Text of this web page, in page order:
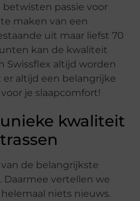
passie voor
maken van een
uit maar liefst 70
kan de kwaliteit
Swissflex altijd worden
er altijd een belangrijke
je slaapcomfort!
kwaliteit
de belangrijkste
Daarmee vertellen we
niets nieuws.